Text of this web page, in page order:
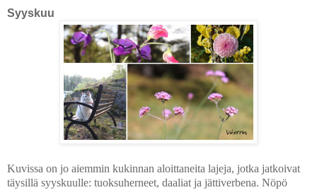
Syyskuu
Kuvissa on jo aiemmin kukinnan aloittaneita lajeja, jotka jatkoivat
täysillä syyskuulle: tuoksuherneet, daaliat ja jättiverbena. Nöpö